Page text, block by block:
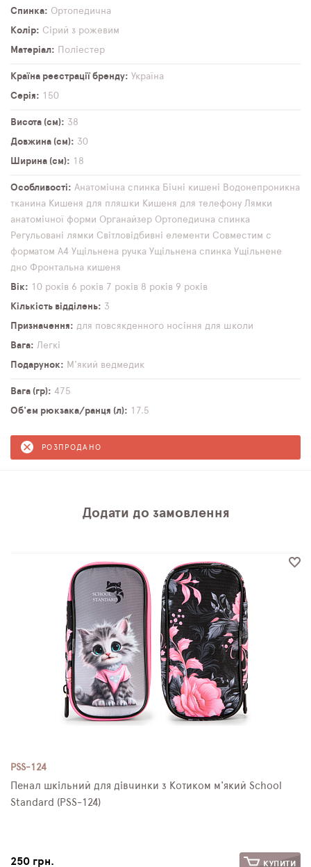
Спинка
Ортопедична
Колір
Сірий з рожевим
Матеріал
Поліестер
Країна реєстрації бренду
Україна
Серія
150
Висота (см)
38
Довжина (см)
30
Ширина (см)
18
Особливості Анатомічна спинка Бічні кишені Водонепроникна
тканина Кишеня для пляшки Кишеня для телефону Лямки
анатомічної форми Органайзер Ортопедична спинка
Регульовані лямки Світловідбивні елементи Совместим с
форматом А4 Ущільнена ручка Ущільнена спинка Ущільнене
дно Фронтальна кишеня
Вік
10 років 6 років 7 років 8 років 9 років
Кількість відділень
3
Призначення
для повсякденного носіння для школи
Вага
Легкі
Подарунок
М'який ведмедик
Вага (гр)
475
Об'єм рюкзака/ранця (л)
17,5
РОЗПРОДАНО
Додати до замовлення
PSS-124
Пенал шкільний для дівчинки з Котиком м'який School
Standard (PSS-124)
250 грн. КУПИТИ